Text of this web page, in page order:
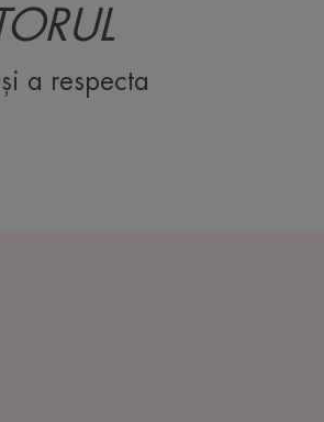
a respecta